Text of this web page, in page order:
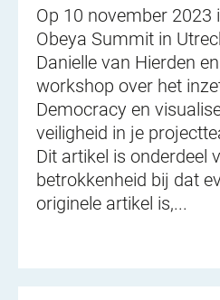
Op 10 november 2023
Obeya Summit in
Danielle van Hierden
workshop over het
Democracy en
veiligheid in je
Dit artikel is onderdeel
betrokkenheid bij dat
originele artikel is,...